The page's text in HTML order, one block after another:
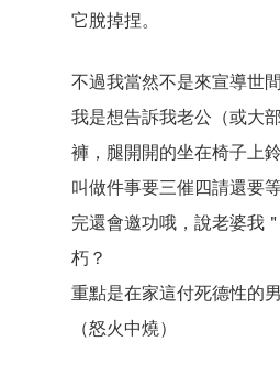
它脫掉捏。
不過我當然不是來宣導世
我是想告訴我老公（或大
褲，腿開開的坐在椅子上
叫做件事要三催四請還要
完還會邀功哦，說老婆我
朽？
重點是在家這付死德性的
（怒火中燒）